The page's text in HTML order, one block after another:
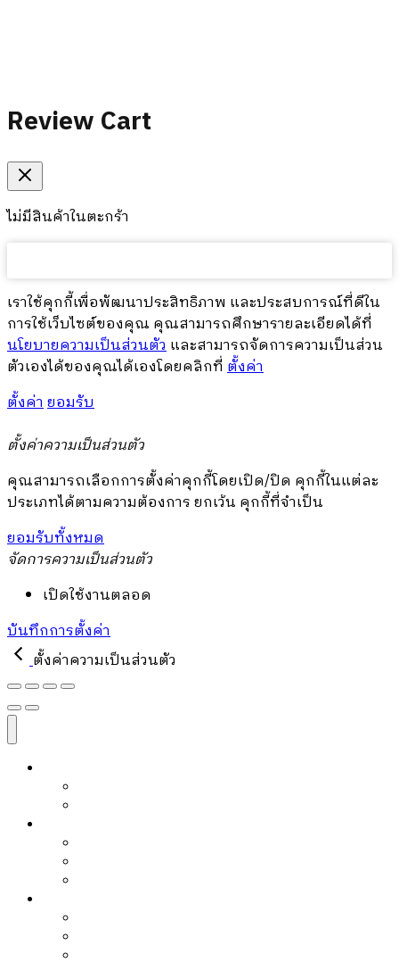
Review Cart
ไม่มีสินค้าในตะกร้า
เราใช้คุกกี้เพื่อพัฒนาประสิทธิภาพ และประสบการณ์ที่ดีใน
การใช้เว็บไซต์ของคุณ คุณสามารถศึกษารายละเอียดได้ที่
นโยบายความเป็นส่วนตัวและสามารถจัดการความเป็นส่วน
ตัวเองได้ของคุณได้เองโดยคลิกที่ ตั้งค่า
ตั้งค่ายอมรับ
ตั้งค่าความเป็นส่วนตัว
คุณสามารถเลือกการตั้งค่าคุกกี้โดยเปิด/ปิด คุกกี้ในแต่ละ
ประเภทได้ตามความต้องการ ยกเว้น คุกกี้ที่จำเป็น
ยอมรับทั้งหมด
จัดการความเป็นส่วนตัว
เปิดใช้งานตลอด
บันทึกการตั้งค่า
ตั้งค่าความเป็นส่วนตัว